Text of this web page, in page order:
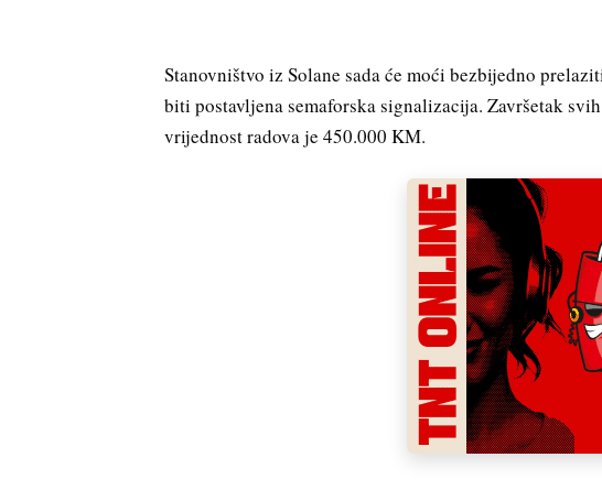
Stanovništvo iz Solane sada će moći bezbijedno
biti postavljena semaforska signalizacija. Završetak
vrijednost radova je 450.000 KM.